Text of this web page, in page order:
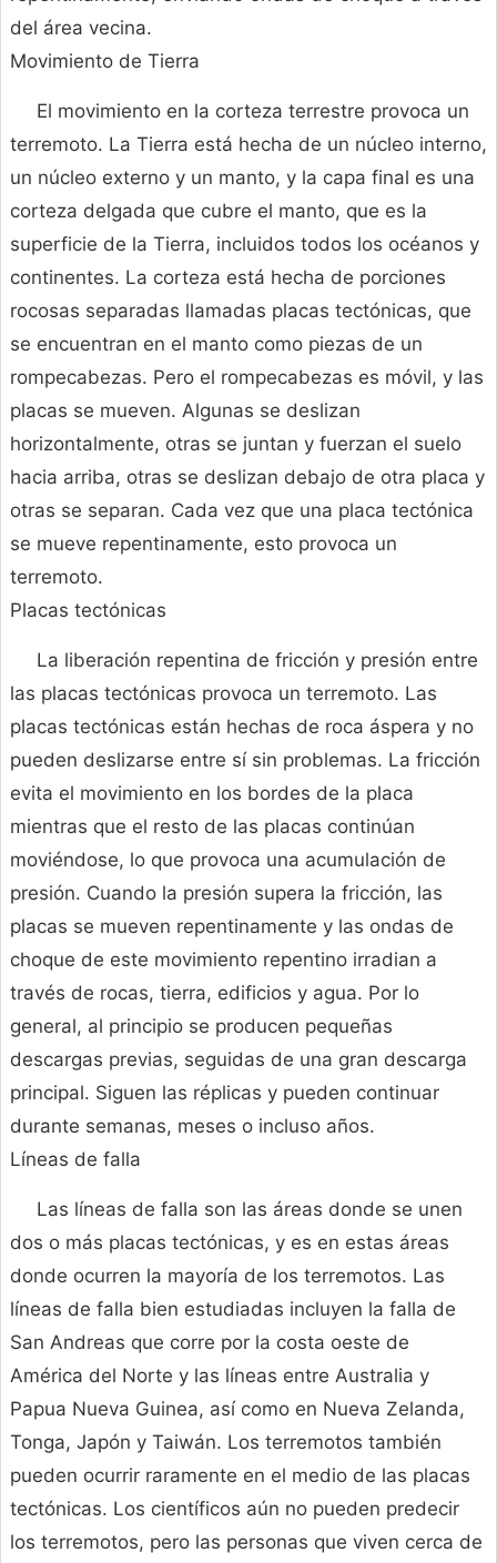
del área vecina.
Movimiento de Tierra
El movimiento en la corteza terrestre provoca un
terremoto. La Tierra está hecha de un núcleo interno,
un núcleo externo y un manto, y la capa final es una
corteza delgada que cubre el manto, que es la
superficie de la Tierra, incluidos todos los océanos y
continentes. La corteza está hecha de porciones
rocosas separadas llamadas placas tectónicas, que
se encuentran en el manto como piezas de un
rompecabezas. Pero el rompecabezas es móvil, y las
placas se mueven. Algunas se deslizan
horizontalmente, otras se juntan y fuerzan el suelo
hacia arriba, otras se deslizan debajo de otra placa y
otras se separan. Cada vez que una placa tectónica
se mueve repentinamente, esto provoca un
terremoto.
Placas tectónicas
La liberación repentina de fricción y presión entre
las placas tectónicas provoca un terremoto. Las
placas tectónicas están hechas de roca áspera y no
pueden deslizarse entre sí sin problemas. La fricción
evita el movimiento en los bordes de la placa
mientras que el resto de las placas continúan
moviéndose, lo que provoca una acumulación de
presión. Cuando la presión supera la fricción, las
placas se mueven repentinamente y las ondas de
choque de este movimiento repentino irradian a
través de rocas, tierra, edificios y agua. Por lo
general, al principio se producen pequeñas
descargas previas, seguidas de una gran descarga
principal. Siguen las réplicas y pueden continuar
durante semanas, meses o incluso años.
Líneas de falla
Las líneas de falla son las áreas donde se unen
dos o más placas tectónicas, y es en estas áreas
donde ocurren la mayoría de los terremotos. Las
líneas de falla bien estudiadas incluyen la falla de
San Andreas que corre por la costa oeste de
América del Norte y las líneas entre Australia y
Papua Nueva Guinea, así como en Nueva Zelanda,
Tonga, Japón y Taiwán. Los terremotos también
pueden ocurrir raramente en el medio de las placas
tectónicas. Los científicos aún no pueden predecir
los terremotos, pero las personas que viven cerca de